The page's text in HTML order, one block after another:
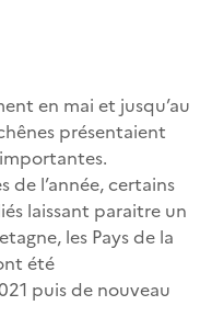
en mai et jusqu’au
présentaient
de l’année, certains
laissant paraitre un
les Pays de la
été
puis de nouveau